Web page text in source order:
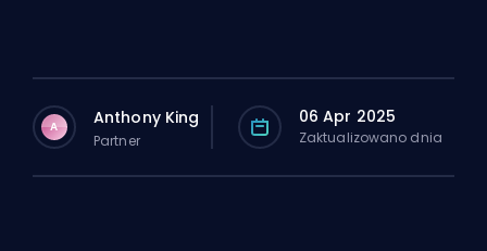
A Anthony King
Partner
06 Apr 2025
Zaktualizowano dnia